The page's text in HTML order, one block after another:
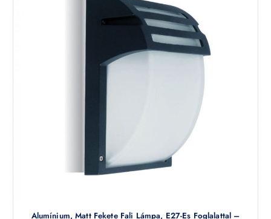
Alumínium, Matt Fekete Fali Lámpa, E27-Es Foglalattal –